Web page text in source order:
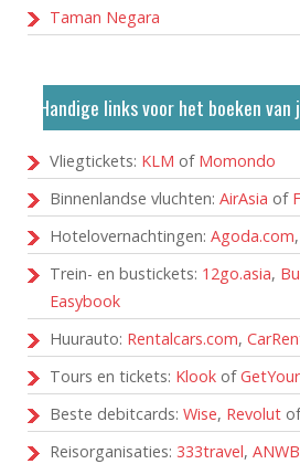
Taman Negara
Handige links voor het boeken
Vliegtickets: KLM of Momondo
Binnenlandse vluchten: AirAsia of
Hotelovernachtingen: Agoda.com,
Trein- en bustickets: 12go.asia,
Easybook
Huurauto: Rentalcars.com,
Tours en tickets: Klook of
Beste debitcards: Wise, Revolut
Reisorganisaties: 333travel,